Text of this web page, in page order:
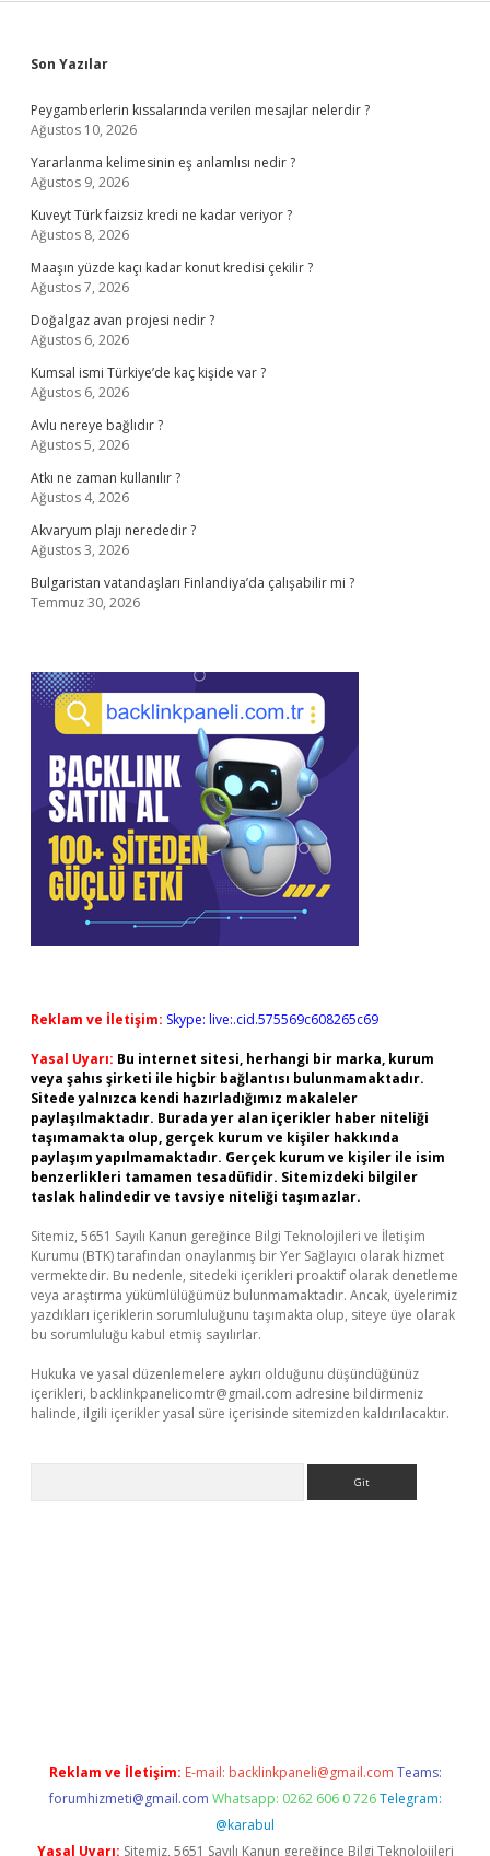
Sidebar
Son Yazılar
Peygamberlerin kıssalarında verilen mesajlar nelerdir ?
Ağustos 10, 2026
Yararlanma kelimesinin eş anlamlısı nedir ?
Ağustos 9, 2026
Kuveyt Türk faizsiz kredi ne kadar veriyor ?
Ağustos 8, 2026
Maaşın yüzde kaçı kadar konut kredisi çekilir ?
Ağustos 7, 2026
Doğalgaz avan projesi nedir ?
Ağustos 6, 2026
Kumsal ismi Türkiye’de kaç kişide var ?
Ağustos 6, 2026
Avlu nereye bağlıdır ?
Ağustos 5, 2026
Atkı ne zaman kullanılır ?
Ağustos 4, 2026
Akvaryum plajı nerededir ?
Ağustos 3, 2026
Bulgaristan vatandaşları Finlandiya’da çalışabilir mi ?
Temmuz 30, 2026
Reklam ve İletişim: Skype: live:.cid.575569c608265c69
Yasal Uyarı: Bu internet sitesi, herhangi bir marka, kurum
veya şahıs şirketi ile hiçbir bağlantısı bulunmamaktadır.
Sitede yalnızca kendi hazırladığımız makaleler
paylaşılmaktadır. Burada yer alan içerikler haber niteliği
taşımamakta olup, gerçek kurum ve kişiler hakkında
paylaşım yapılmamaktadır. Gerçek kurum ve kişiler ile isim
benzerlikleri tamamen tesadüfidir. Sitemizdeki bilgiler
taslak halindedir ve tavsiye niteliği taşımazlar.
Sitemiz, 5651 Sayılı Kanun gereğince Bilgi Teknolojileri ve İletişim
Kurumu (BTK) tarafından onaylanmış bir Yer Sağlayıcı olarak hizmet
vermektedir. Bu nedenle, sitedeki içerikleri proaktif olarak denetleme
veya araştırma yükümlülüğümüz bulunmamaktadır. Ancak, üyelerimiz
yazdıkları içeriklerin sorumluluğunu taşımakta olup, siteye üye olarak
bu sorumluluğu kabul etmiş sayılırlar.
Hukuka ve yasal düzenlemelere aykırı olduğunu düşündüğünüz
içerikleri, backlinkpanelicomtr@gmail.com adresine bildirmeniz
halinde, ilgili içerikler yasal süre içerisinde sitemizden kaldırılacaktır.
Reklam ve İletişim: E-mail: backlinkpaneli@gmail.com Teams:
forumhizmeti@gmail.com Whatsapp: 0262 606 0 726 Telegram:
@karabul
Yasal Uyarı: Sitemiz, 5651 Sayılı Kanun gereğince Bilgi Teknolojileri